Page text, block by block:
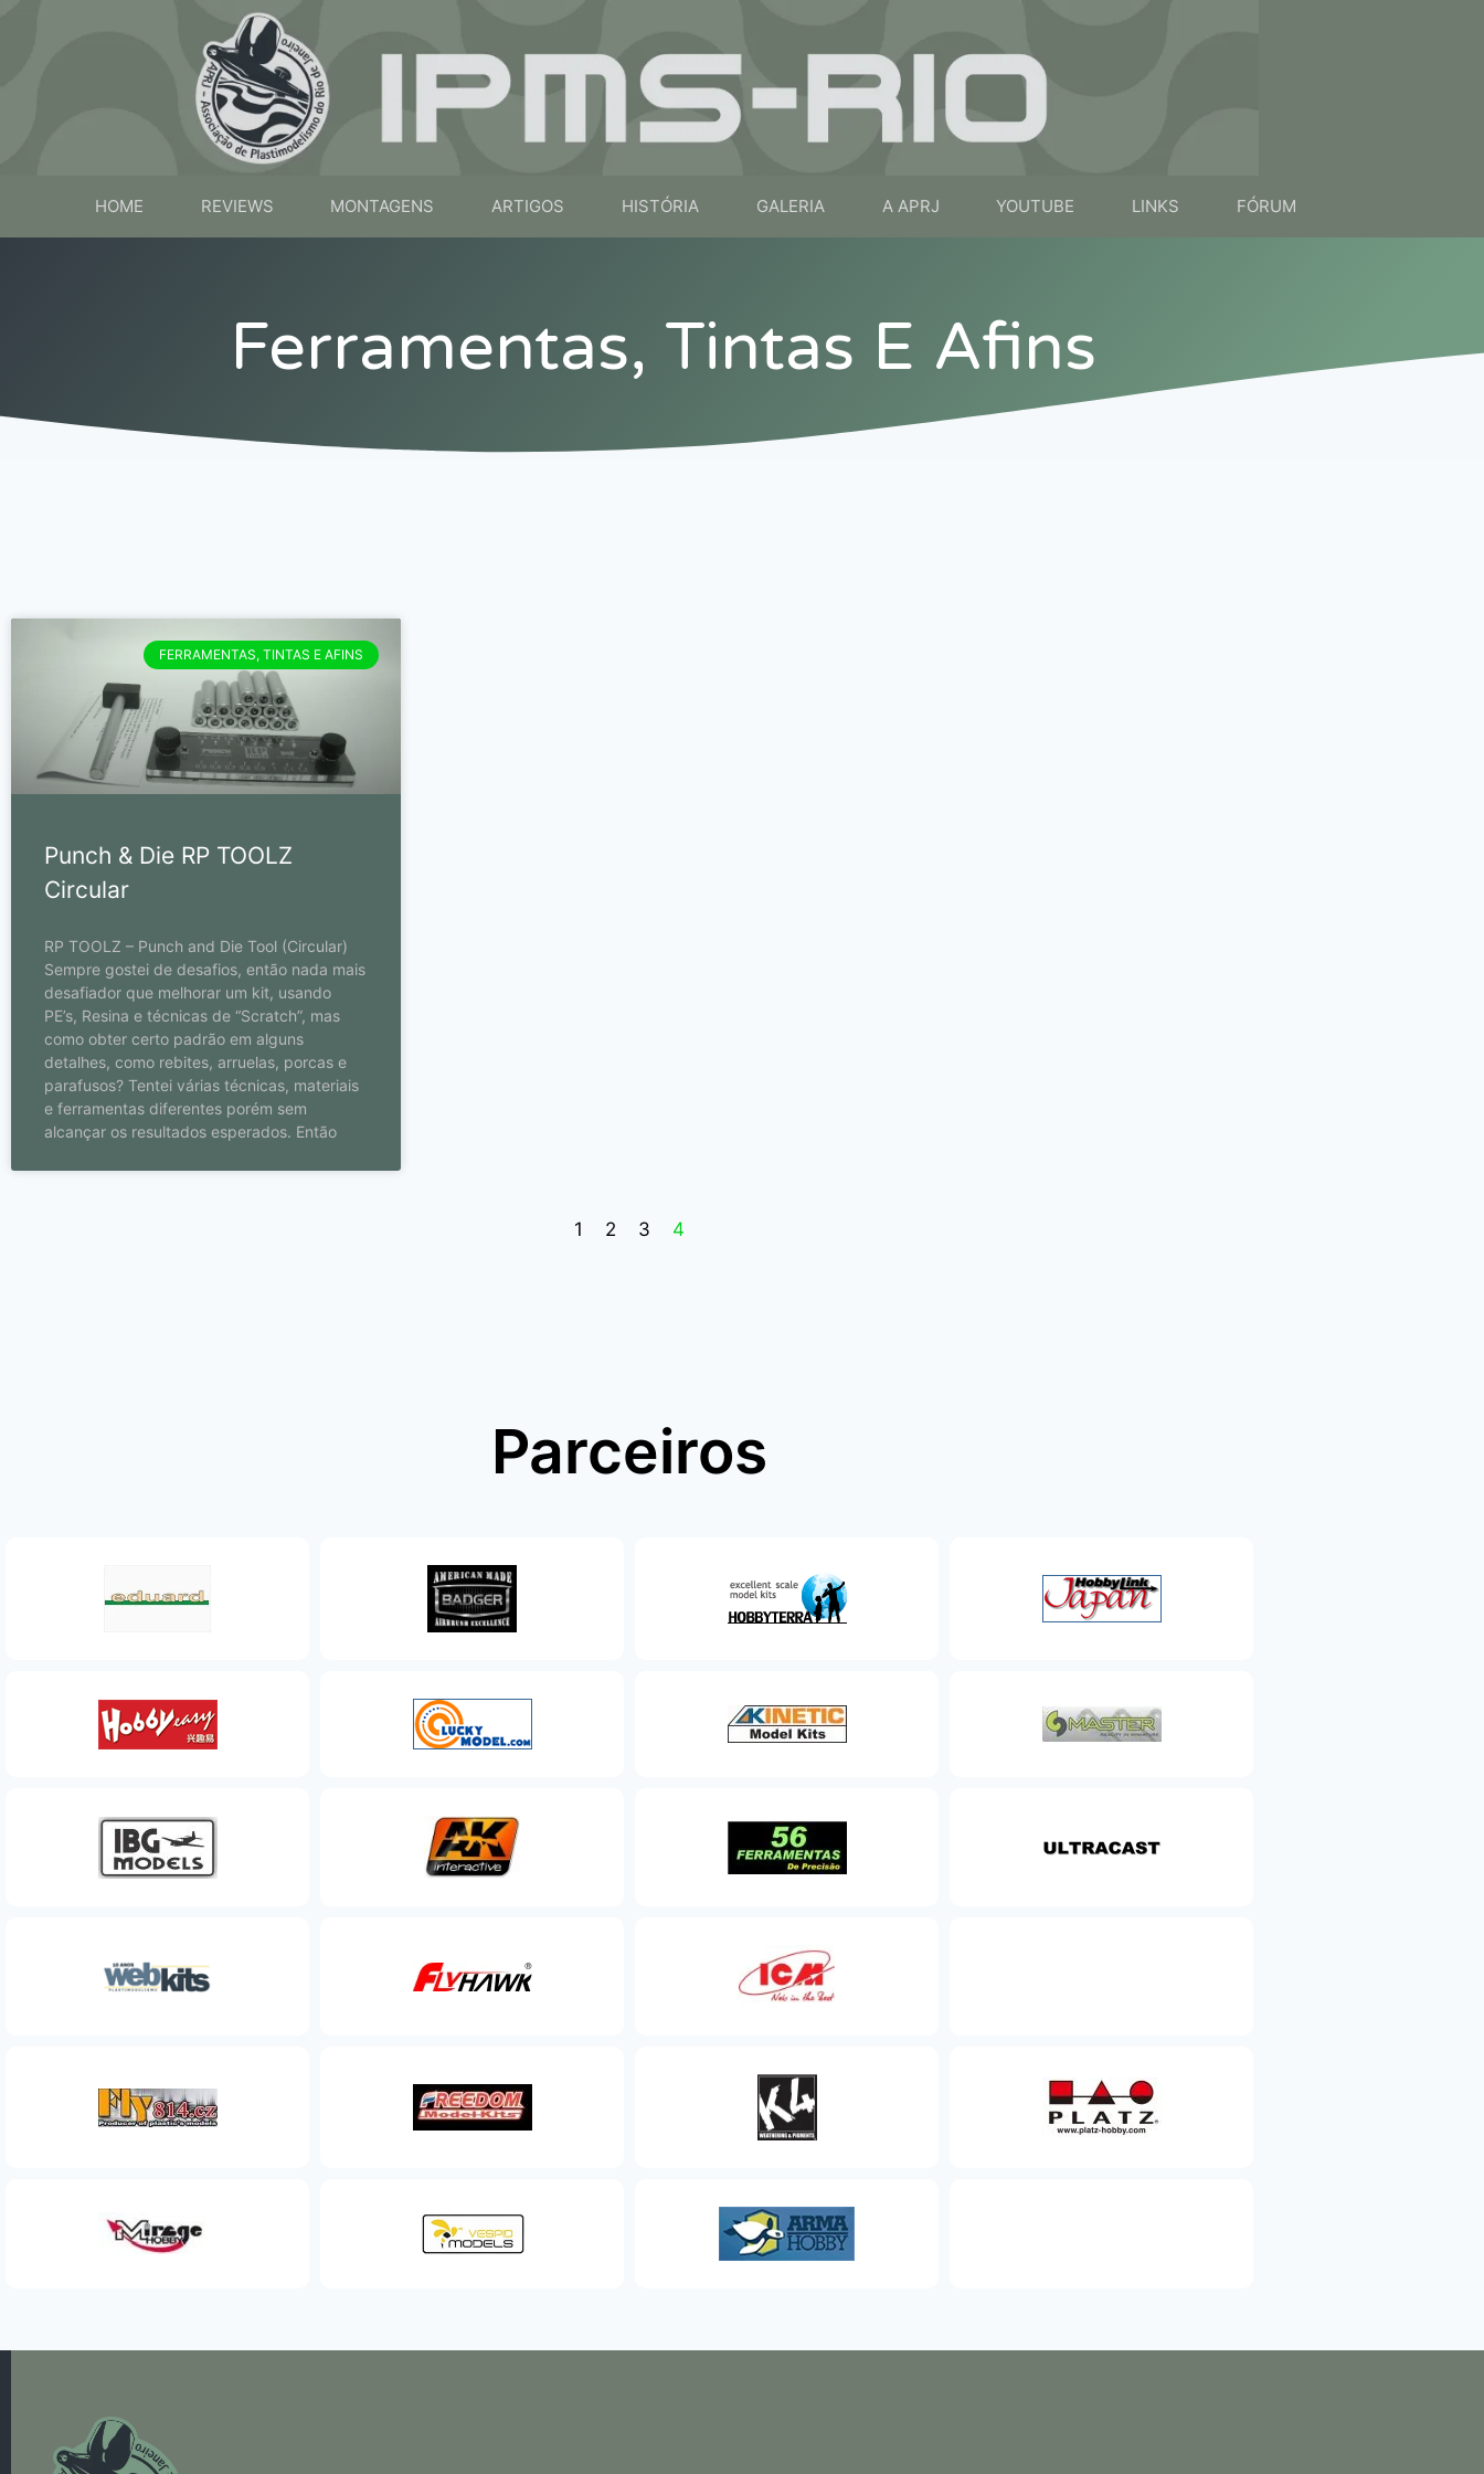
HOME REVIEWS MONTAGENS ARTIGOS HISTÓRIA GALERIA A APRJ YOUTUBE LINKS FÓRUM
Ferramentas, Tintas E Afins
FERRAMENTAS, TINTAS E AFINS
Punch & Die RP TOOLZ
Circular
RP TOOLZ – Punch and Die Tool (Circular)
Sempre gostei de desafios, então nada mais
desafiador que melhorar um kit, usando
PE’s, Resina e técnicas de “Scratch”, mas
como obter certo padrão em alguns
detalhes, como rebites, arruelas, porcas e
parafusos? Tentei várias técnicas, materiais
e ferramentas diferentes porém sem
alcançar os resultados esperados. Então
1 2 3 4
Parceiros